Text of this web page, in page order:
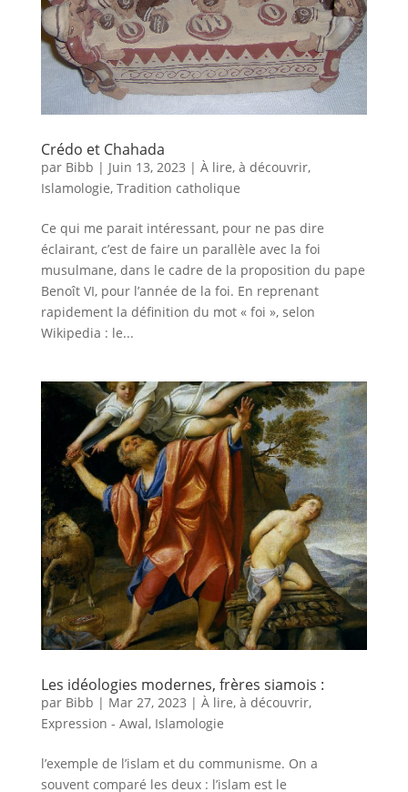
Crédo et Chahada
par Bibb | Juin 13, 2023 | À lire, à découvrir,
Islamologie, Tradition catholique
Ce qui me parait intéressant, pour ne pas dire
éclairant, c’est de faire un parallèle avec la foi
musulmane, dans le cadre de la proposition du pape
Benoît VI, pour l’année de la foi. En reprenant
rapidement la définition du mot « foi », selon
Wikipedia : le...
Les idéologies modernes, frères siamois :
par Bibb | Mar 27, 2023 | À lire, à découvrir,
Expression - Awal, Islamologie
l’exemple de l’islam et du communisme. On a
souvent comparé les deux : l’islam est le